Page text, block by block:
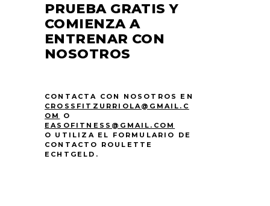
PRUEBA GRATIS Y
COMIENZA A
ENTRENAR CON
NOSOTROS
CONTACTA CON NOSOTROS EN
CROSSFITZURRIOLA@GMAIL.C
OM
O
EASOFITNESS@GMAIL.COM
O UTILIZA EL FORMULARIO DE
CONTACTO ROULETTE
ECHTGELD .